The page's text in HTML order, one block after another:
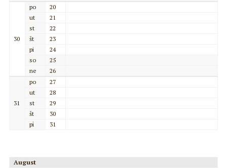
30
po
20
ut
21
st
22
št
23
pi
24
so
25
ne
26
31
po
27
ut
28
st
29
št
30
pi
31
August